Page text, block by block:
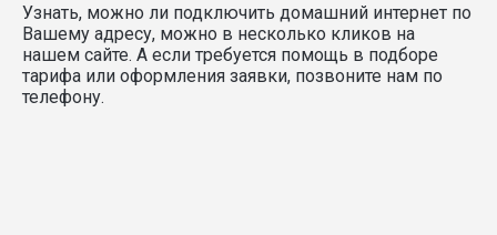
Узнать, можно ли подключить домашний интернет по
Вашему адресу, можно в несколько кликов на
нашем сайте. А если требуется помощь в подборе
тарифа или оформления заявки, позвоните нам по
телефону.